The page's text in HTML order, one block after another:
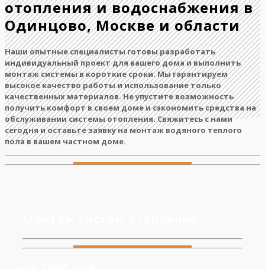
отопления и водоснабжения в
Одинцово, Москве и области
Наши опытные специалисты готовы разработать
индивидуальный проект для вашего дома и выполнить
монтаж системы в короткие сроки. Мы гарантируем
высокое качество работы и использование только
качественных материалов. Не упустите возможность
получить комфорт в своем доме и сэкономить средства на
обслуживании системы отопления. Свяжитесь с нами
сегодня и оставьте заявку на монтаж водяного теплого
пола в вашем частном доме.